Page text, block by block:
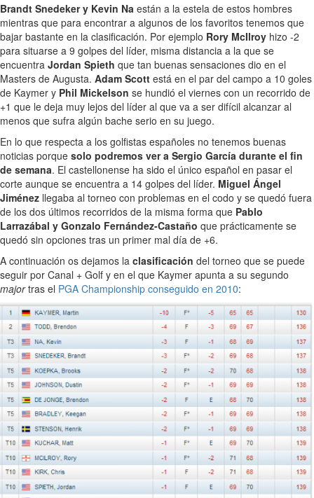
Brandt Snedeker y Kevin Na están a la estela de estos hombres
mientras que para encontrar a algunos de los favoritos tenemos que
bajar bastante en la clasificación. Por ejemplo Rory McIlroy hizo -2
para situarse a 9 golpes del líder, misma distancia a la que se
encuentra Jordan Spieth que tan buenas sensaciones dio en el
Masters de Augusta. Adam Scott está en el par del campo a 10 goles
de Kaymer y Phil Mickelson se hundió el viernes con un recorrido de
+1 que le deja muy lejos del líder al que va a ser difícil alcanzar al
menos que sufra algún bache serio en su juego.
En lo que respecta a los golfistas españoles no tenemos buenas
noticias porque solo podremos ver a Sergio García durante el fin
de semana. El castellonense ha sido el único español en pasar el
corte aunque se encuentra a 14 golpes del líder. Miguel Ángel
Jiménez llegaba al torneo con problemas en el codo y se quedó fuera
de los dos últimos recorridos de la misma forma que Pablo
Larrazábal y Gonzalo Fernández-Castaño que prácticamente se
quedó sin opciones tras un primer mal día de +6.
A continuación os dejamos la clasificación del torneo que se puede
seguir por Canal + Golf y en el que Kaymer apunta a su segundo
majortras el PGA Championship conseguido en 2010: